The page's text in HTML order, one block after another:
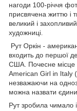
нагоди 100-річчя
присвячена життю і
великий і захопливий
художниці.
Рут Оркін -
входить до першої
США. Почесне місце
American Girl in Italy
незважаючи на
можна назвати
Рут зробила чимало